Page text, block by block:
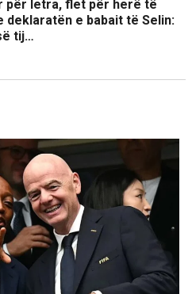
për letra, flet për herë të
deklaratën e babait të Selin:
tij…